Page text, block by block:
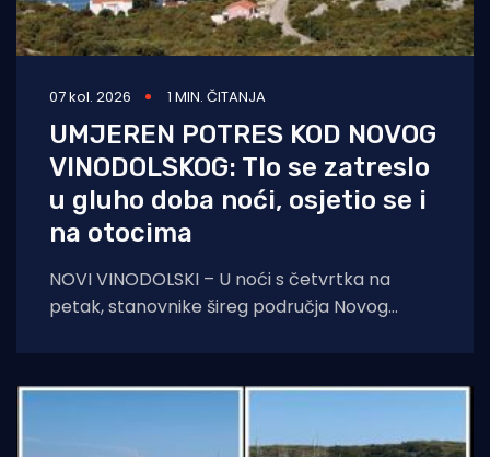
07 kol. 2026 1 MIN. ČITANJA
UMJEREN POTRES KOD NOVOG
VINODOLSKOG: Tlo se zatreslo
u gluho doba noći, osjetio se i
na otocima
NOVI VINODOLSKI – U noći s četvrtka na
petak, stanovnike šireg područja Novog